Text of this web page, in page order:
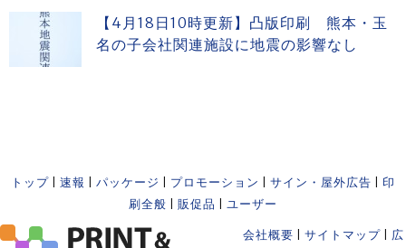
【4月18日10時更新】凸版印刷 熊本・玉
名の子会社関連施設に地震の影響なし
トップ 速報 パッケージ プロモーション サイン・屋外広告
印
刷全般
販促品 ユーザー
会社概要 サイトマップ 広